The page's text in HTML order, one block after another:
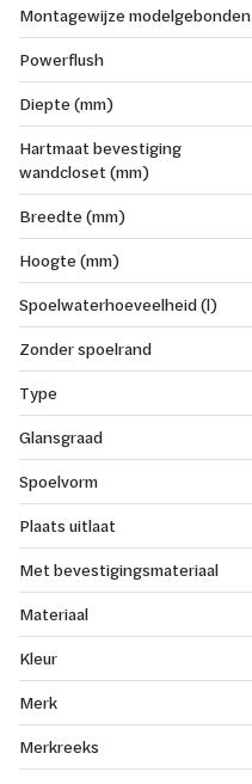
Montagewijze modelgebonden
Powerflush
Diepte (mm)
Hartmaat bevestiging
wandcloset (mm)
Breedte (mm)
Hoogte (mm)
Spoelwaterhoeveelheid (l)
Zonder spoelrand
Type
Glansgraad
Spoelvorm
Plaats uitlaat
Met bevestigingsmateriaal
Materiaal
Kleur
Merk
Merkreeks